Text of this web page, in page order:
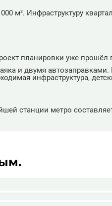
м². Инфраструктуру
планировки уже прошёл
и двумя
инфраструктура,
станции метро